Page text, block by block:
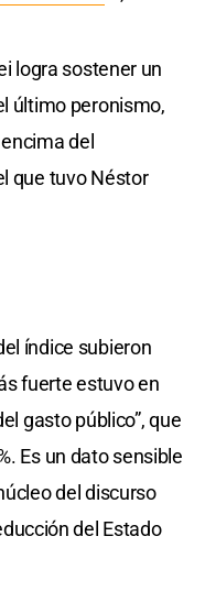
logra sostener un
último peronismo,
del
que tuvo Néstor
índice subieron
fuerte estuvo en
gasto público”, que
Es un dato sensible
del discurso
del Estado